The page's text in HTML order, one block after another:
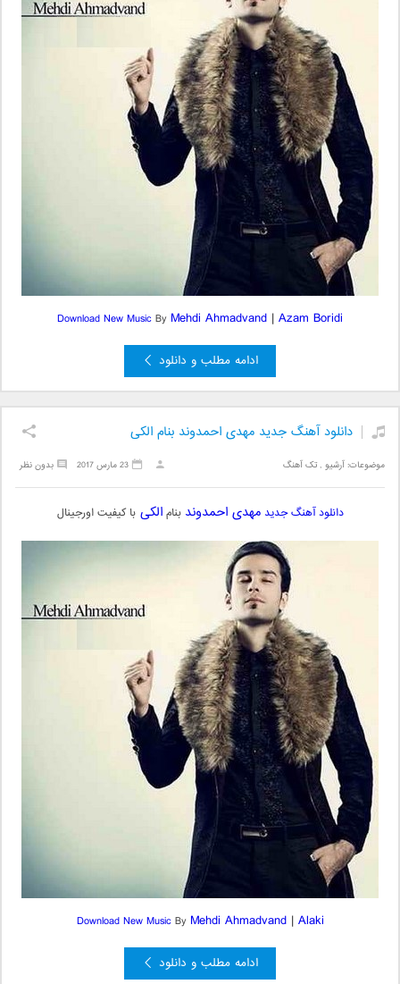
Download New MusicBy Mehdi Ahmadvand | Azam Boridi
ادامه مطلب و دانلود
دانلود آهنگ جدید مهدی احمدوند بنام الکی
موضوعات:آرشیو ,تک آهنگ بدون نظر 23 مارس 2017
دانلود آهنگ جدید مهدی احمدوند بنامالکیبا کیفیت اورجینال
Download New MusicBy Mehdi Ahmadvand| Alaki
ادامه مطلب و دانلود